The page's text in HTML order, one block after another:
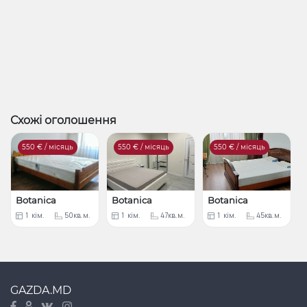
Схожі оголошення
550 € / місяць
Botanica
1 кім. 50кв.м.
550 € / місяць
Botanica
1 кім. 47кв.м.
550 € / місяць
Botanica
1 кім. 45кв.м.
GAZDA.MD